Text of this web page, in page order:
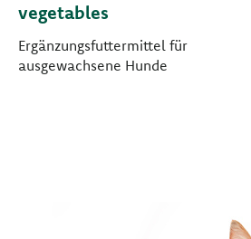
vegetables
Ergänzungsfuttermittel für
ausgewachsene Hunde